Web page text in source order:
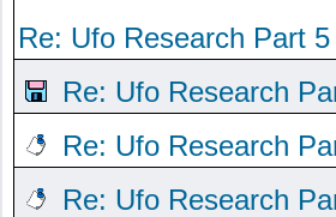
Re: Ufo Research Part 5
Re: Ufo Research
Re: Ufo Research
Re: Ufo Research